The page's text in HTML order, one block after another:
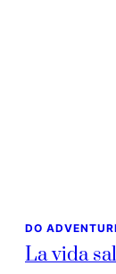
DO
La vida